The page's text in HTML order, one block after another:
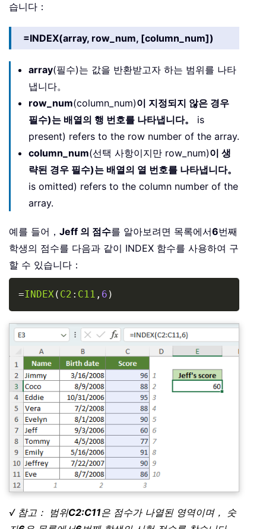
습니다：
=INDEX(array, row_num, [column_num])
array(필수)는 값을 반환받고자 하는 범위를 나타
냅니다。
row_num(column_num)이 지정되지 않은 경우
필수)는 배열의 행 번호를 나타냅니다。
is
present) refers to the row number of the array.
column_num(선택 사항이지만 row_num)이 생
략된 경우 필수)는 배열의 열 번호를 나타냅니다。
is omitted) refers to the column number of the
array.
예를 들어， Jeff 의 점수를 알아보려면 목록에서6번째
학생의 점수를 다음과 같이 INDEX 함수를 사용하여 구
할 수 있습니다：
=INDEX( C2 : C11 , 6 )
√ 참고： 범위C2:C11은 점수가 나열된 영역이며， 숫